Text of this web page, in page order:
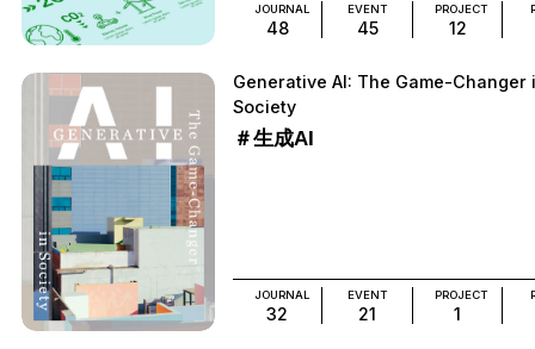
JOURNAL
48
EVENT
45
PROJECT
12
Generative AI: The Game-Changer
Society
＃生成AI
JOURNAL
32
EVENT
21
PROJECT
1